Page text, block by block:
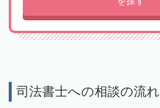
司法書士への相談の流れ